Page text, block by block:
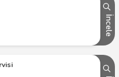
İncele